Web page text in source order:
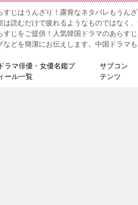
すじはうんざり！露骨なネタバレもうん
は読むだけで疲れるようなものではなく
すじをご提供！人気韓国ドラマのあらす
どを簡潔にお伝えします。中国ドラマも
ラマ俳優・女優名鑑プ
ール一覧
サブコン
テンツ